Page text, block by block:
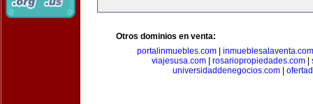
Otros dominios en venta:
portalinmuebles.com
inmueblesalaventa.com
viajesusa.com| rosariopropiedades.com|
universidaddenegocios.com